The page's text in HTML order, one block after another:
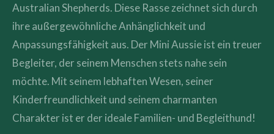
Australian Shepherds. Diese Rasse zeichnet sich durch
ihre außergewöhnliche Anhänglichkeit und
Anpassungsfähigkeit aus. Der Mini Aussie ist ein treuer
Begleiter, der seinem Menschen stets nahe sein
möchte. Mit seinem lebhaften Wesen, seiner
Kinderfreundlichkeit und seinem charmanten
Charakter ist er der ideale Familien- und Begleithund!